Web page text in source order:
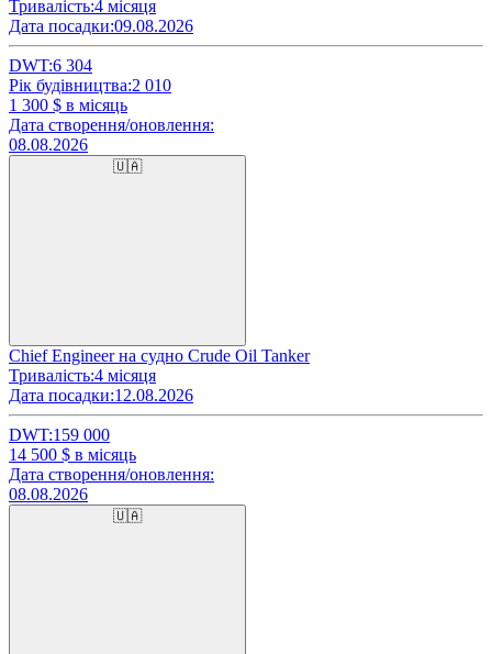
Тривалість:4 місяця
Дата посадки:09.08.2026
DWT:6 304
Рік будівництва:2 010
1 300 $ в місяць
Дата створення/оновлення:
08.08.2026
🇺🇦
Chief Engineer на судно Crude Oil Tanker
Тривалість:4 місяця
Дата посадки:12.08.2026
DWT:159 000
14 500 $ в місяць
Дата створення/оновлення:
08.08.2026
🇺🇦